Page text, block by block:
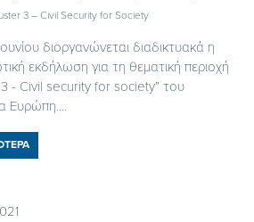
3 – Civil Security for Society
διοργανώνεται διαδικτυακά η
εκδήλωση για τη θεματική περιοχή
- Civil security for society” του
Ευρώπη....